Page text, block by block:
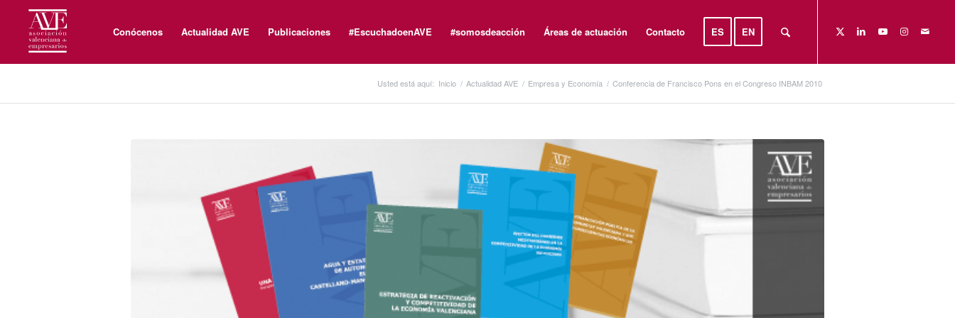
Conócenos Actualidad AVE Publicaciones #EscuchadoenAVE #somosdeacción Áreas de actuación Contacto ES EN
Usted está aquí: Inicio / Actualidad AVE / Empresa y Economía / Conferencia de Francisco Pons en el Congreso INBAM 2010